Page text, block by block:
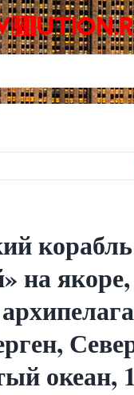
корабль
на
океан,